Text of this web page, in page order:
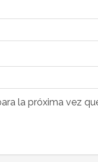
la próxima vez